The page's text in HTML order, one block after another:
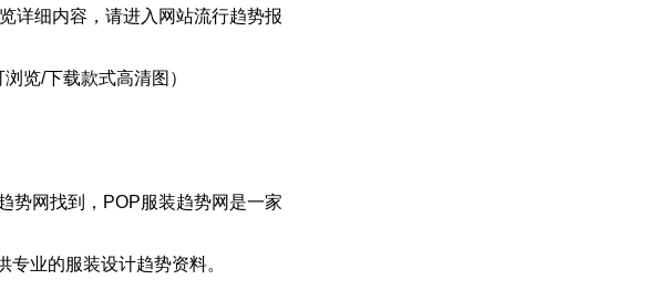
详细内容，请进入网站流行趋势报
览/下载款式高清图）
势网找到，POP服装趋势网是一家
专业的服装设计趋势资料。